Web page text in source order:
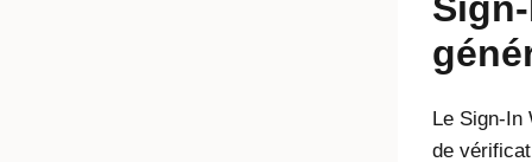
Le Sign-In
de